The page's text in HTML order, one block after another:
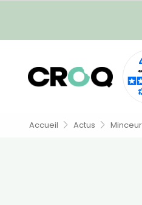
Accueil Actus Minceur